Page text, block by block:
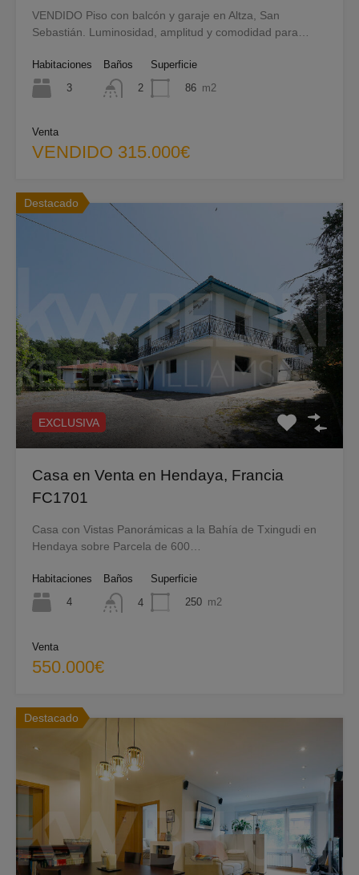
VENDIDO Piso con balcón y garaje en Altza, San
Sebastián. Luminosidad, amplitud y comodidad para…
Habitaciones
3
Baños
2
Superficie
86 m2
Venta
VENDIDO 315.000€
Destacado
EXCLUSIVA
Casa en Venta en Hendaya, Francia
FC1701
Casa con Vistas Panorámicas a la Bahía de Txingudi en
Hendaya sobre Parcela de 600…
Habitaciones
4
Baños
4
Superficie
250 m2
Venta
550.000€
Destacado